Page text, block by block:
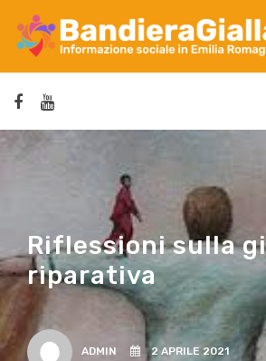
Riflessioni sulla
riparativa
ADMIN 2 APRILE 2021